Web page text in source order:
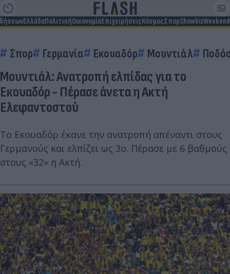
ΕλλάδαΠολιτικήΟικονομίαΕπιχειρήσειςΚόσμοςΣπορShowbizWeekend
Σπορ Γερμανία Εκουαδόρ Μουντιάλ
Μουντιάλ: Ανατροπή ελπίδας για το
Εκουαδόρ - Πέρασε άνετα η Ακτή
Ελεφαντοστού
Το Εκουαδόρ έκανε την ανατροπή απέναντι στους
Γερμανούς και ελπίζει ως 3ο. Πέρασε με 6 βαθμούς
στους «32» η Ακτή.